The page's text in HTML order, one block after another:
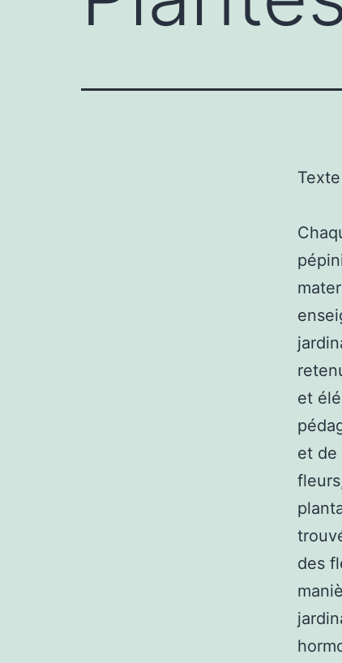
et
et de
des